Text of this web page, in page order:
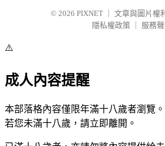
© 2026 PIXNET
文章與圖片權
隱私權政策
服務
⚠️
成人內容提醒
本部落格內容僅限年滿十八歲者瀏覽。
若您未滿十八歲，請立即離開。